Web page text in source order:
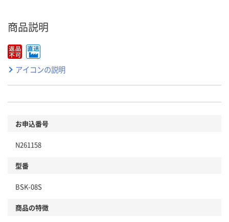
商品説明
アイコンの説明
お申込番号
N261158
型番
BSK-08S
商品の特徴